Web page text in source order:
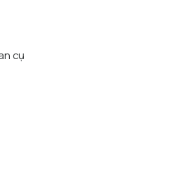
cụ